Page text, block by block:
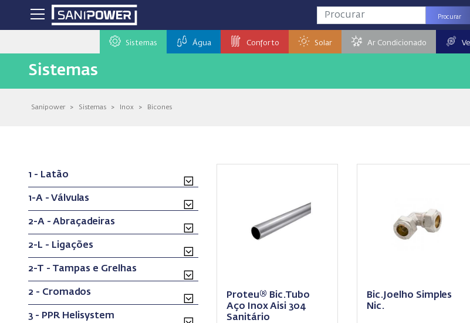
Procurar
Sistemas Água Conforto Solar Ar Condicionado
Sistemas
Sanipower > Sistemas > Inox > Bicones
1 - Latão
1-A - Válvulas
2-A - Abraçadeiras
2-L - Ligações
2-T - Tampas e Grelhas
2 - Cromados
3 - PPR Helisystem
Proteu® Bic.Tubo
Aço Inox Aisi 304
Sanitário
Bic.Joelho Simples
Nic.